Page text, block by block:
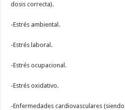
dosis correcta).
-Estrés ambiental.
-Estrés laboral.
-Estrés ocupacional.
-Estrés oxidativo.
-Enfermedades cardiovasculares